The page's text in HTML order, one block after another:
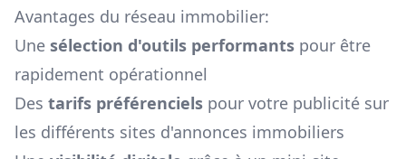
Avantages du réseau immobilier:
Une sélection d'outils performants pour être
rapidement opérationnel
Des tarifs préférenciels pour votre publicité sur
les différents sites d'annonces immobiliers